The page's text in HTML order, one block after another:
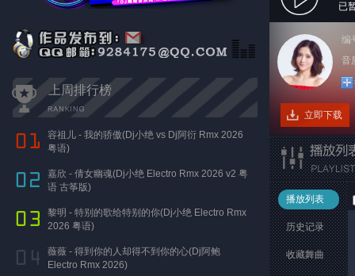
上周排行榜
容祖儿 - 我的骄傲(Dj小绝 vs Dj阿衍 Rmx 2026
粤语)
嘉欣 - 倩女幽魂(Dj小绝 Electro Rmx 2026 v2 粤
语 古筝版)
黎明 - 特别的歌给特别的你(Dj小绝 Electro Rmx
2026 粤语)
薇薇 - 得到你的人却得不到你的心(Dj阿鲍
Electro Rmx 2026)
已
编
音
立即下载
播放列表
历史记录
收藏舞曲